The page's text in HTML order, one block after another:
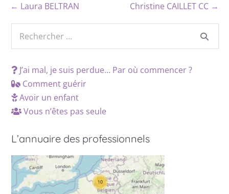
← Laura BELTRAN Christine CAILLET CC →
J’ai mal, je suis perdue… Par où commencer ?
Comment guérir
Avoir un enfant
Vous n’êtes pas seule
L’annuaire des professionnels